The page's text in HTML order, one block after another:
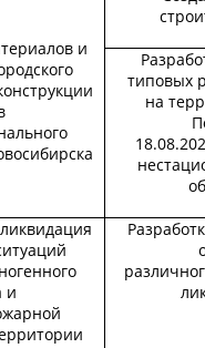
и
типовых
на
и